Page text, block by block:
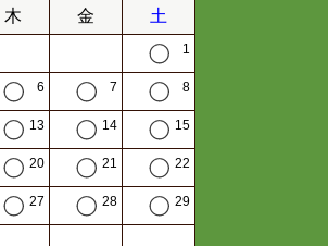
木 金 土
1
6 7 8
13 14 15
20 21 22
27 28 29